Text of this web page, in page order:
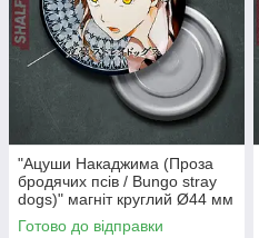
"Ацуши Накаджима (Проза
бродячих псів / Bungo stray
dogs)" магніт круглий Ø44 мм
Готово до відправки